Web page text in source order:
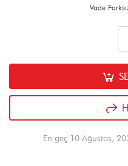
Vade
En geç 10 Ağustos,